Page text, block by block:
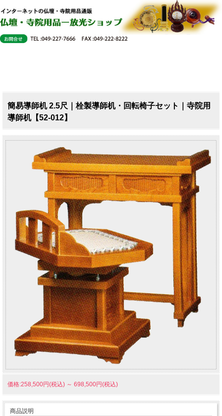
簡易導師机 2.5尺｜栓製導師机・回転椅子セット｜寺院用
導師机【52-012】
価格:258,500円(税込) ～ 698,500円(税込)
商品説明